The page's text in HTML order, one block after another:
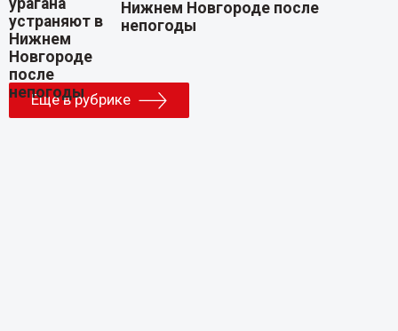
Нижнем Новгороде после
непогоды
Еще в рубрике